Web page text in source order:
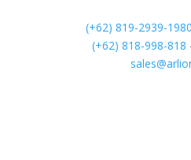
(+62) 819-2939-1980
(+62) 818-998-818